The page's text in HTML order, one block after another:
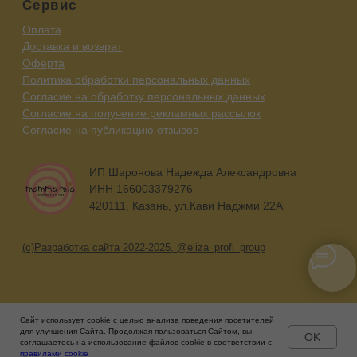
Главная
Сайт использует cookie с целью анализа поведения посетителей
для улучшения Сайта. Продолжая пользоваться Сайтом, вы
соглашаетесь на использование файлов cookie в соответствии с
правилами cookie
OK